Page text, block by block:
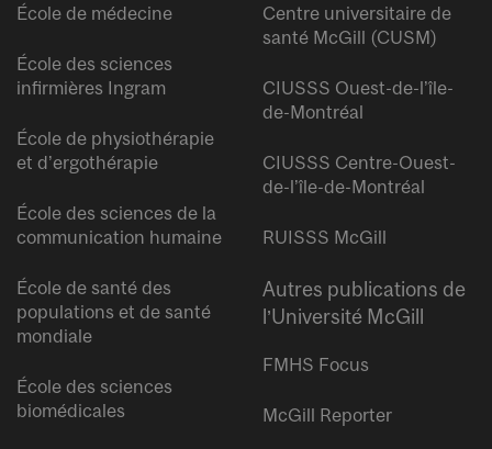
École de médecine
École des sciences
infirmières Ingram
École de physiothérapie
et d’ergothérapie
École des sciences de la
communication humaine
École de santé des
populations et de santé
mondiale
École des sciences
biomédicales
Centre universitaire de
santé McGill (CUSM)
CIUSSS Ouest-de-l’île-
de-Montréal
CIUSSS Centre-Ouest-
de-l’île-de-Montréal
RUISSS McGill
Autres publications de
l’Université McGill
FMHS Focus
McGill Reporter